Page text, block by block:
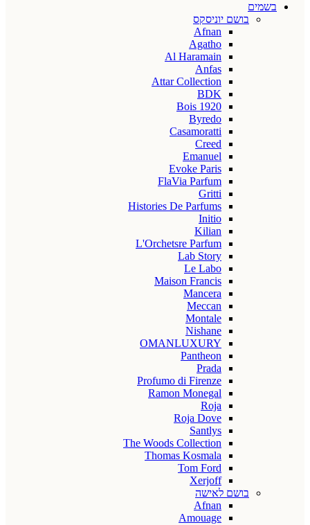
בשמים
בושם יוניסקס
Afnan
Agatho
Al Haramain
Anfas
Attar Collection
BDK
Bois 1920
Byredo
Casamoratti
Creed
Emanuel
Evoke Paris
FlaVia Parfum
Gritti
Histories De Parfums
Initio
Kilian
L'Orchetsre Parfum
Lab Story
Le Labo
Maison Francis
Mancera
Meccan
Montale
Nishane
OMANLUXURY
Pantheon
Prada
Profumo di Firenze
Ramon Monegal
Roja
Roja Dove
Santlys
The Woods Collection
Thomas Kosmala
Tom Ford
Xerjoff
בושם לאישה
Afnan
Amouage